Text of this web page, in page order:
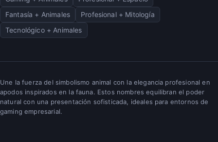
Fantasía + Animales
Profesional + Mitología
Tecnológico + Animales
Une la fuerza del simbolismo animal con la elegancia profesional en
apodos inspirados en la fauna. Estos nombres equilibran el poder
natural con una presentación sofisticada, ideales para entornos de
gaming empresarial.